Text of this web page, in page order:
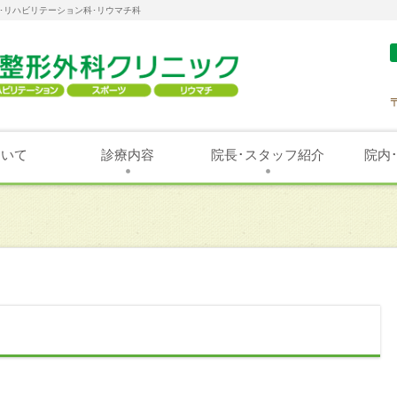
ハビリテーション科･リウマチ科
て 診療内容 院長･スタッフ紹介 院内